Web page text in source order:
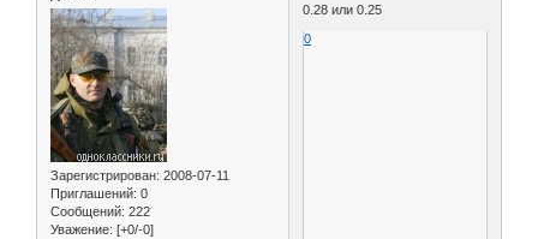
Зарегистрирован: 2008-07-11
Приглашений: 0
Сообщений: 222
Уважение: [+0/-0]
0.28 или 0.25
0